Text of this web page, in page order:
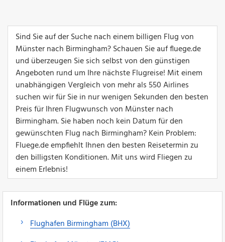
Sind Sie auf der Suche nach einem billigen Flug von
Münster nach Birmingham? Schauen Sie auf fluege.de
und überzeugen Sie sich selbst von den günstigen
Angeboten rund um Ihre nächste Flugreise! Mit einem
unabhängigen Vergleich von mehr als 550 Airlines
suchen wir für Sie in nur wenigen Sekunden den besten
Preis für Ihren Flugwunsch von Münster nach
Birmingham. Sie haben noch kein Datum für den
gewünschten Flug nach Birmingham? Kein Problem:
Fluege.de empfiehlt Ihnen den besten Reisetermin zu
den billigsten Konditionen. Mit uns wird Fliegen zu
einem Erlebnis!
Informationen und Flüge zum:
Flughafen Birmingham (BHX)